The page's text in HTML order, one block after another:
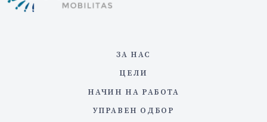
ЗА НАС
ЦЕЛИ
НАЧИН НА РАБОТА
УПРАВЕН ОДБОР